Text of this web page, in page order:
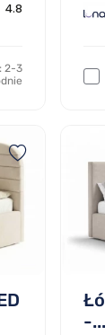
4.8
2-3
-...